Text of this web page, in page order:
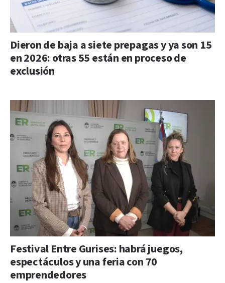
Dieron de baja a siete prepagas y ya son 15
en 2026: otras 55 están en proceso de
exclusión
Festival Entre Gurises: habrá juegos,
espectáculos y una feria con 70
emprendedores